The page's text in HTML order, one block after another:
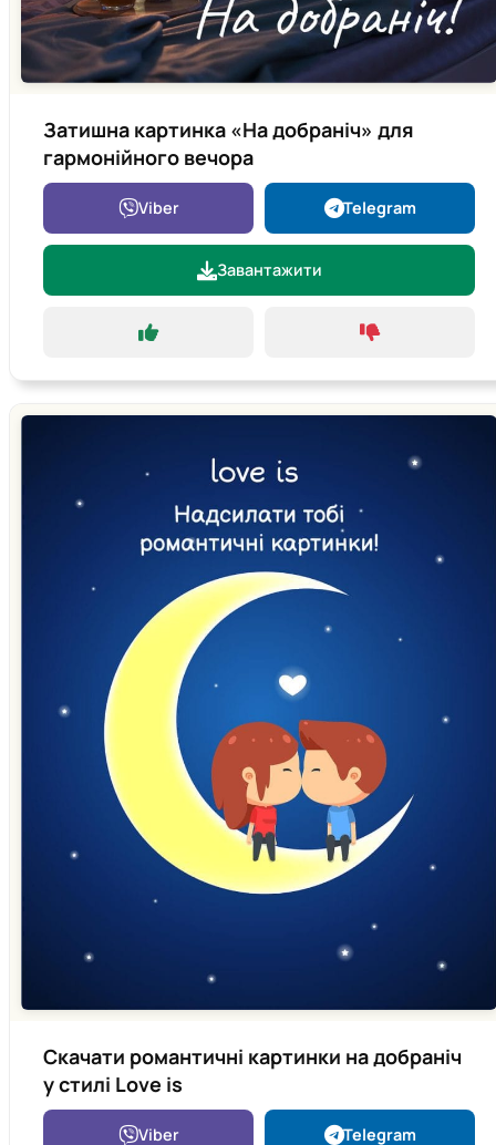
Затишна картинка «На добраніч» для
гармонійного вечора
Viber Telegram
Завантажити
Скачати романтичні картинки на добраніч
у стилі Love is
Viber Telegram